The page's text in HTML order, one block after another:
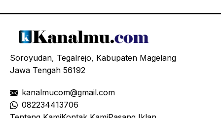
Soroyudan, Tegalrejo, Kabupaten Magelang
Jawa Tengah 56192
kanalmucom@gmail.com
082234413706